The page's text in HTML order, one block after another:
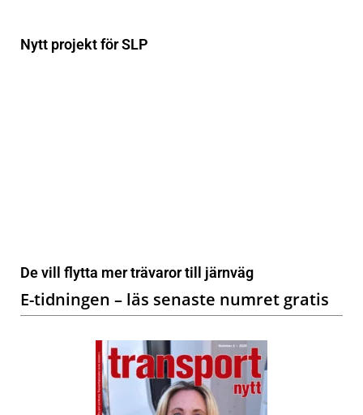
Nytt projekt för SLP
De vill flytta mer trävaror till järnväg
E-tidningen – läs senaste numret gratis